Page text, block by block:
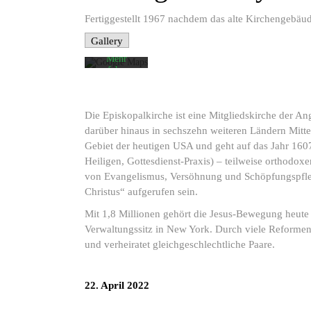
Fertiggestellt 1967 nachdem das alte
Gallery
Sie die
Datenschutzerklärung
von
Google.
Mehr
erfahren
Google
Maps immer
Die Episkopalkirche ist eine Mitgliedskirche der
darüber hinaus in sechszehn weiteren Ländern
Gebiet der heutigen USA und geht auf das Jahr
Heiligen, Gottesdienst-Praxis) – teilweise
von Evangelismus, Versöhnung und
Christus“ aufgerufen sein.
Mit 1,8 Millionen gehört die Jesus-Bewegung
Verwaltungssitz in New York. Durch viele
und verheiratet gleichgeschlechtliche Paare.
22. April 2022